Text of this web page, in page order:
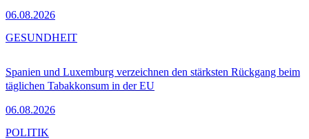
06.08.2026
Spanien und Luxemburg verzeichnen den stärksten Rückgang beim
täglichen Tabakkonsum in der EU
06.08.2026
GESUNDHEIT
POLITIK